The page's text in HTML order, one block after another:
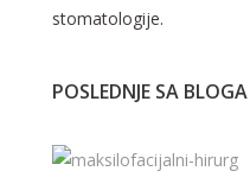
stomatologije.
POSLEDNJE SA BLOGA